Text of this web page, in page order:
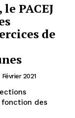
PACEJ
de
Février 2021
des